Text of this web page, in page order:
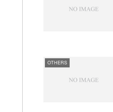
OTHERS